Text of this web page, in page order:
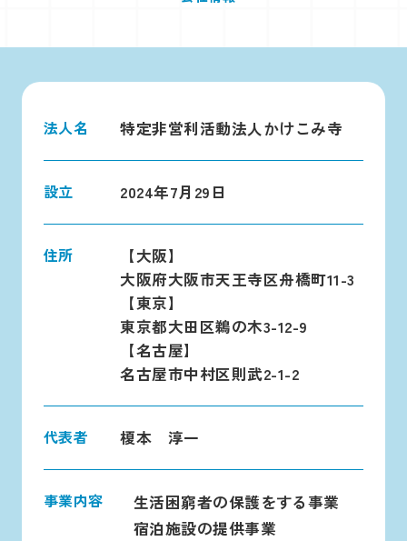
法人名 特定非営利活動法人かけこみ寺
設立 2024年7月29日
住所
【大阪】
大阪府大阪市天王寺区舟橋町11-3
【東京】
東京都大田区鵜の木3-12-9
【名古屋】
名古屋市中村区則武2-1-2
代表者 榎本 淳一
事業内容
生活困窮者の保護をする事業
宿泊施設の提供事業